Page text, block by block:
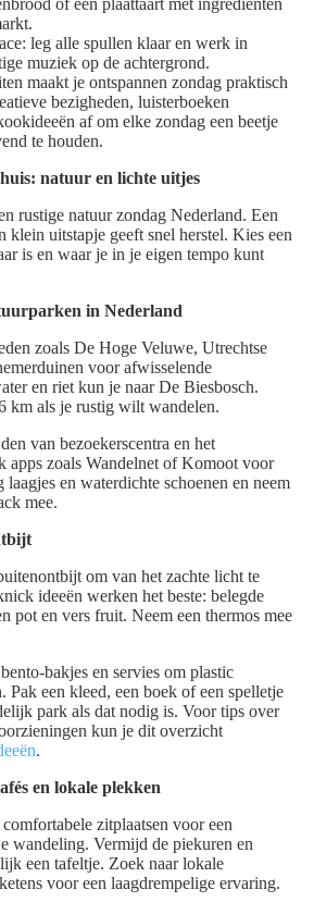
of een plaattaart met ingrediënten
leg alle spullen klaar en werk in
muziek op de achtergrond.
maakt je ontspannen zondag praktisch
bezigheden, luisterboeken
af om elke zondag een beetje
te houden.
natuur en lichte uitjes
rustige natuur zondag Nederland. Een
klein uitstapje geeft snel herstel. Kies een
is en waar je in je eigen tempo kunt
in Nederland
zoals De Hoge Veluwe, Utrechtse
voor afwisselende
en riet kun je naar De Biesbosch.
km als je rustig wilt wandelen.
van bezoekerscentra en het
apps zoals Wandelnet of Komoot voor
en waterdichte schoenen en neem
mee.
om van het zachte licht te
ideeën werken het beste: belegde
pot en vers fruit. Neem een thermos mee
bakjes en servies om plastic
Pak een kleed, een boek of een spelletje
park als dat nodig is. Voor tips over
kun je dit overzicht
.
en lokale plekken
zitplaatsen voor een
wandeling. Vermijd de piekuren en
een tafeltje. Zoek naar lokale
voor een laagdrempelige ervaring.